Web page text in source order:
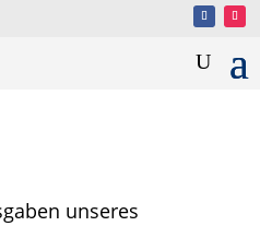
unseres